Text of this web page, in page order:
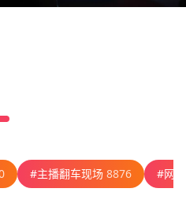
#主播翻车现场 8876 #网